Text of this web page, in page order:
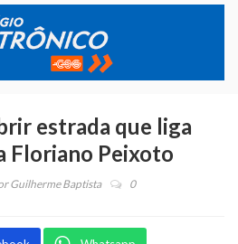
estrada que liga
Floriano Peixoto
Guilherme Baptista 0